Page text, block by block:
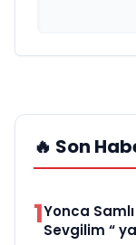
🔥 Son
1Yonca
Sevgilim “